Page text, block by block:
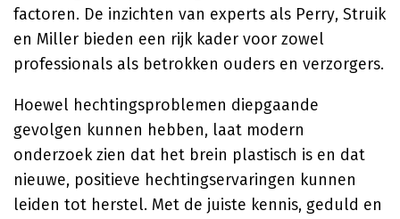
factoren. De inzichten van experts als Perry, Struik
en Miller bieden een rijk kader voor zowel
professionals als betrokken ouders en verzorgers.
Hoewel hechtingsproblemen diepgaande
gevolgen kunnen hebben, laat modern
onderzoek zien dat het brein plastisch is en dat
nieuwe, positieve hechtingservaringen kunnen
leiden tot herstel. Met de juiste kennis, geduld en